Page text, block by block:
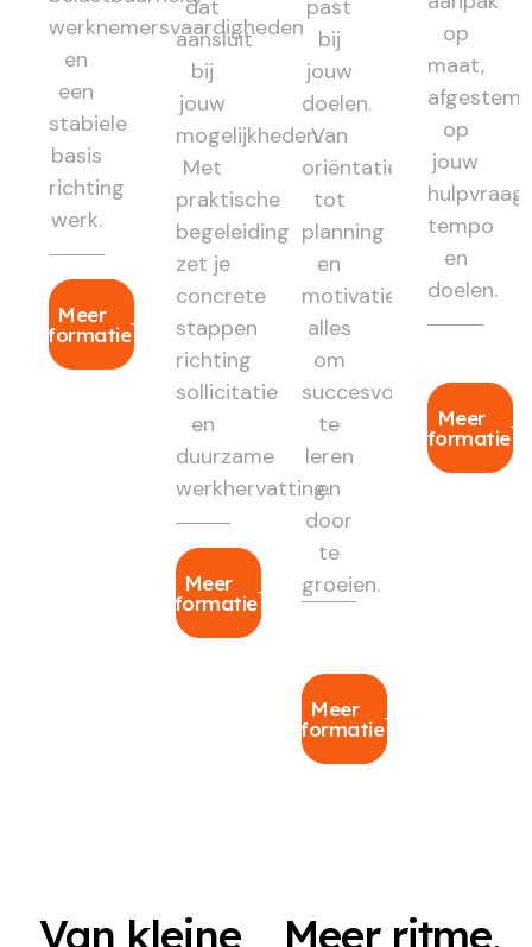
werknemersvaardigheden
en
een
stabiele
basis
richting
werk.
Meer
informatie
dat
aansluit
bij
jouw
mogelijkheden.
Met
praktische
begeleiding
zet je
concrete
stappen
richting
sollicitatie
en
duurzame
werkhervatting.
Meer
informatie
past
bij
jouw
doelen.
Van
oriëntatie
tot
planning
en
motivatie:
alles
om
succesvol
te
leren
en
door
te
groeien.
Meer
informatie
op
maat,
op
jouw
hulpvraag,
tempo
en
doelen.
Meer
informatie
Van kleine Meer ritme,